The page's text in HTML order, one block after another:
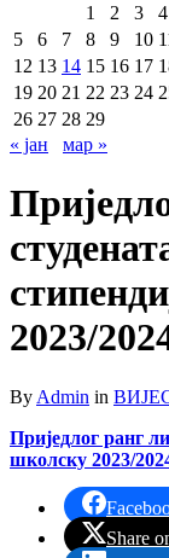
1
2 3
4
5
6 7 8 9 10
12 13 14 15 16 17
19 20 21 22 23 24
26 27 28 29
« јан
мар »
2023/
By Admin in
Приједлог ранг
школску 2023/
Share